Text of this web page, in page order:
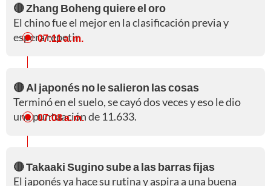
🔴 Zhang Boheng quiere el oro
El chino fue el mejor en la clasificación previa y
espera repetir.
07:11 a. m.
🔴 Al japonés no le salieron las cosas
Terminó en el suelo, se cayó dos veces y eso le dio
una puntuación de 11.633.
07:08 a. m.
🔴 Takaaki Sugino sube a las barras fijas
El japonés ya hace su rutina y aspira a una buena